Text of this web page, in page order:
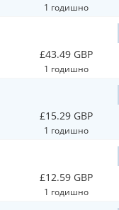
1 годишно
£43.49 GBP
1 годишно
£15.29 GBP
1 годишно
£12.59 GBP
1 годишно